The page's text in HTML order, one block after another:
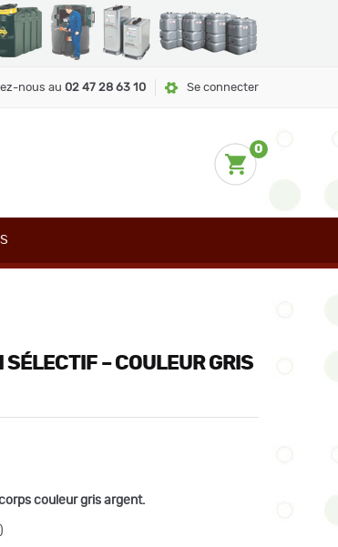
nous au 02 47 28 63 10 Se connecter
0
– COULEUR GRIS
couleur gris argent.